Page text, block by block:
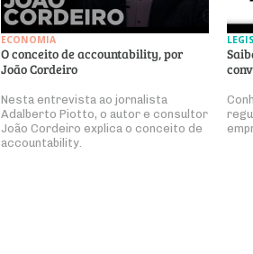
ECONOMIA
O conceito de accountability, por
João Cordeiro
Nesta entrevista ao jornalista
Adalberto Piotto, o autor e consultor
João Cordeiro explica o conceito de
accountability.